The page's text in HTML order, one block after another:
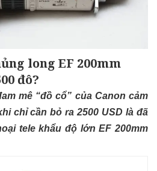
long EF 200mm
đô?
mê “đồ cổ” của Canon cảm
chỉ cần bỏ ra 2500 USD là đã
tele khẩu độ lớn EF 200mm